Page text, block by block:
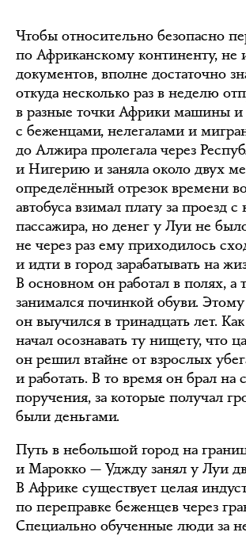
Чтобы относительно безопасно
по Африканскому континенту, не
документов, вполне достаточно
откуда несколько раз в неделю
в разные точки Африки машины и
с беженцами, нелегалами и
до Алжира пролегала через
и Нигерию и заняла около двух
определённый отрезок времени
автобуса взимал плату за проезд с
пассажира, но денег у Луи не
не через раз ему приходилось
и идти в город зарабатывать на
В основном он работал в полях, а
занимался починкой обуви.
он выучился в тринадцать лет.
начал осознавать ту нищету, что
он решил втайне от взрослых
и работать. В то время он брал на
поручения, за которые получал
были деньгами.
Путь в небольшой город на
и Марокко — Уджду занял у Луи
В Африке существует целая
по переправке беженцев через
Специально обученные люди за